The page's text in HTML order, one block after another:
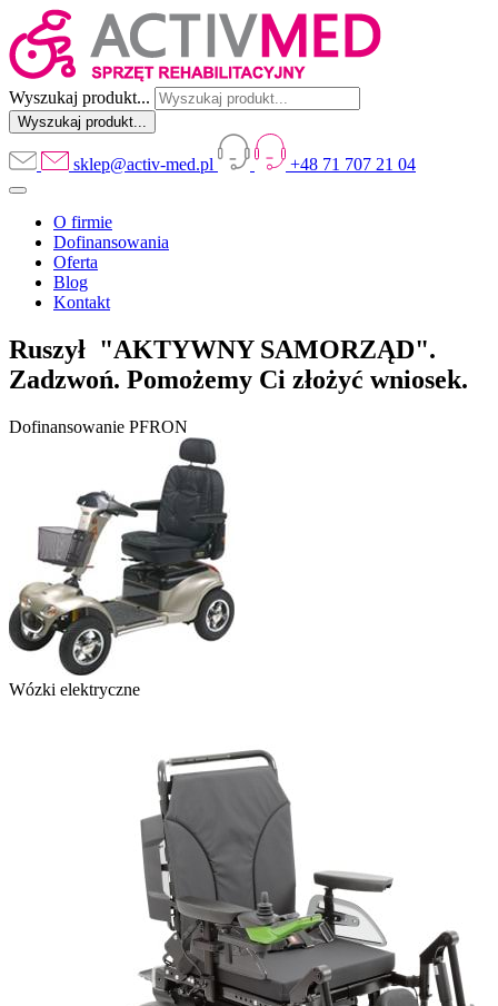
Wyszukaj produkt...
sklep@activ-med.pl +48 71 707 21 04
O firmie
Dofinansowania
Oferta
Blog
Kontakt
Ruszył "AKTYWNY SAMORZĄD".
Zadzwoń. Pomożemy Ci złożyć wniosek.
Dofinansowanie PFRON
Wózki elektryczne